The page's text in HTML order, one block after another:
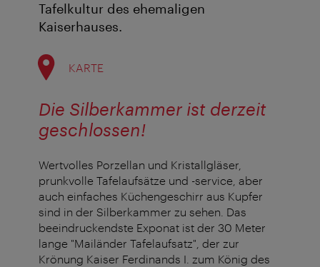
Tafelkultur des ehemaligen
Kaiserhauses.
KARTE
Die Silberkammer ist derzeit
geschlossen!
Wertvolles Porzellan und Kristallgläser,
prunkvolle Tafelaufsätze und -service, aber
auch einfaches Küchengeschirr aus Kupfer
sind in der Silberkammer zu sehen. Das
beeindruckendste Exponat ist der 30 Meter
lange "Mailänder Tafelaufsatz", der zur
Krönung Kaiser Ferdinands I. zum König des